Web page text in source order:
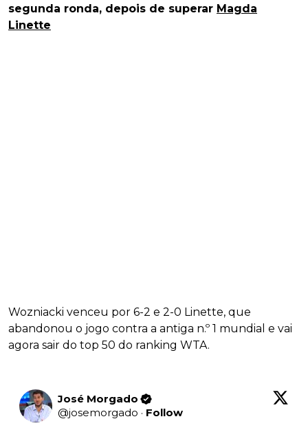
segunda ronda, depois de superar Magda
Linette
Wozniacki venceu por 6-2 e 2-0 Linette, que
abandonou o jogo contra a antiga n.º 1 mundial e vai
agora sair do top 50 do ranking WTA.
José Morgado
@josemorgado · Follow